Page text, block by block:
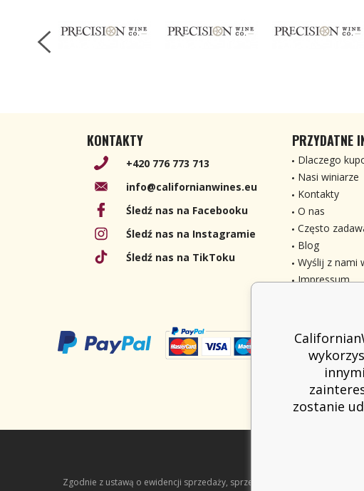
KONTAKTY
+420 776 773 713
info@californianwines.eu
Śledź nas na Facebooku
Śledź nas na Instagramie
Śledź nas na TikToku
PRZYDATNE
Dlaczego
Nasi winiarze
Kontakty
O nas
Często
Blog
Wyślij z nami
Impressum
Zgodnie z ustawą o ewidencji sprzedaży, sprzedawca jest zobowiązany
zostanie